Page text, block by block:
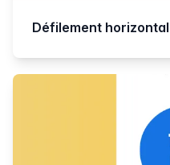
Défilement